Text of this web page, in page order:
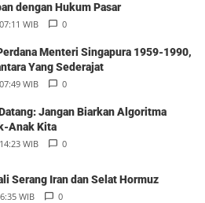
dengan Hukum Pasar
WIB 0
Yang Sederajat
WIB 0
Jangan Biarkan Algoritma
Anak Kita
WIB 0
Serang Iran dan Selat Hormuz
WIB 0